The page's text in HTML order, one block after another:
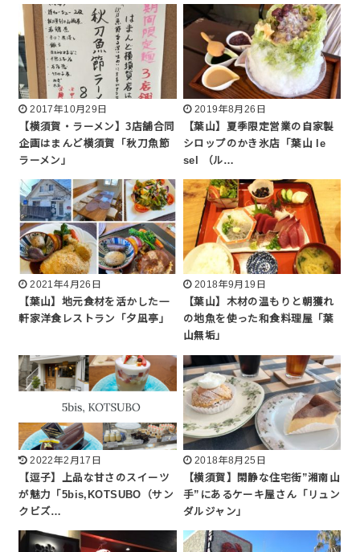
2017年10月29日
【横須賀・ラーメン】3店舗合同
企画はまんど横須賀「秋刀魚節
ラーメン」
2019年8月26日
【葉山】夏季限定営業の自家製
シロップのかき氷店「葉山 le
sel （ル…
2021年4月26日
【葉山】地元食材を活かした一
軒家洋食レストラン「夕凪亭」
2018年9月19日
【葉山】木材の温もりと朝獲れ
の地魚を使った和食料理屋「葉
山無垢」
2022年2月17日
【逗子】上品な甘さのスイーツ
が魅力「5bis,KOTSUBO（サン
クビズ…
2018年8月25日
【横須賀】閑静な住宅街”湘南山
手”にあるケーキ屋さん「リュン
ダルジャン」